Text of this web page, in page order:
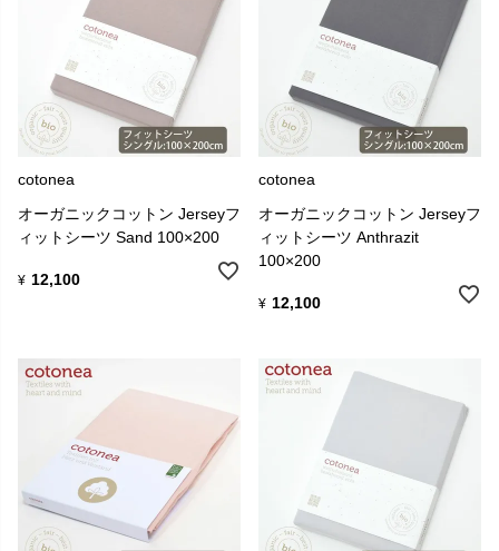
cotonea
オーガニックコットン Jerseyフ
ィットシーツ Sand 100×200
¥ 12,100
cotonea
オーガニックコットン Jerseyフ
ィットシーツ Anthrazit
100×200
¥ 12,100